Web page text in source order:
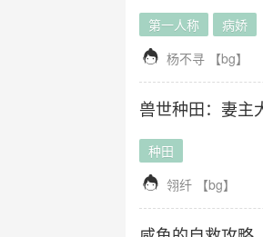
第一人称 病娇
 杨不寻 【bg】
兽世种田：妻主
种田
 翎纤 【bg】